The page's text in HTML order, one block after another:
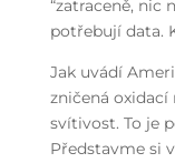
“zatraceně, nic
potřebují data.
Jak uvádí
zničená
svítivost. To je
Představme si